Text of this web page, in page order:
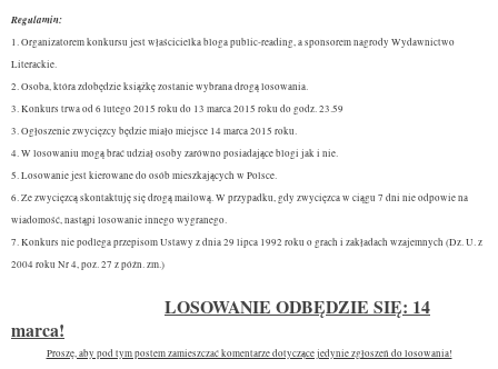
Regulamin:
1. Organizatorem konkursu jest właścicielka bloga public-reading, a sponsorem nagrody Wydawnictwo
Literackie.
2. Osoba, która zdobędzie książkę zostanie wybrana drogą losowania.
3. Konkurs trwa od 6 lutego 2015 roku do 13 marca 2015 roku do godz. 23.59
3. Ogłoszenie zwycięzcy będzie miało miejsce 14 marca 2015 roku.
4. W losowaniu mogą brać udział osoby zarówno posiadające blogi jak i nie.
5. Losowanie jest kierowane do osób mieszkających w Polsce.
6. Ze zwycięzcą skontaktuję się drogą mailową. W przypadku, gdy zwycięzca w ciągu 7 dni nie odpowie na
wiadomość, nastąpi losowanie innego wygranego.
7. Konkurs nie podlega przepisom Ustawy z dnia 29 lipca 1992 roku o grach i zakładach wzajemnych (Dz. U. z
2004 roku Nr 4, poz. 27 z późn. zm.)
LOSOWANIE ODBĘDZIE SIĘ: 14
marca!
Proszę, aby pod tym postem zamieszczać komentarze dotyczące jedynie zgłoszeń do losowania!